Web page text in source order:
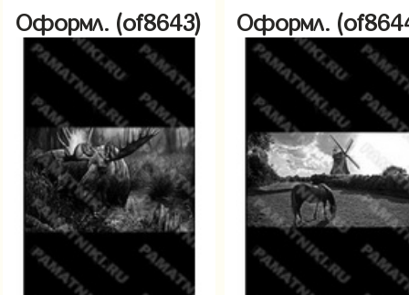
Оформл. (of8643) Оформл.